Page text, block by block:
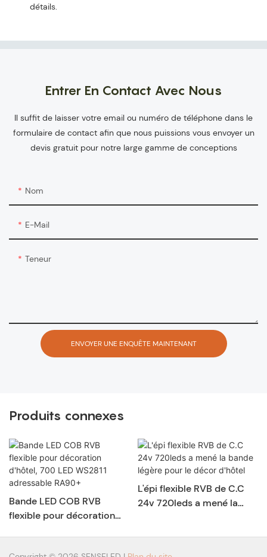
détails.
Entrer En Contact Avec Nous
Il suffit de laisser votre email ou numéro de téléphone dans le
formulaire de contact afin que nous puissions vous envoyer un
devis gratuit pour notre large gamme de conceptions
Nom
E-Mail
Teneur
ENVOYER UNE ENQUÊTE MAINTENANT
Produits connexes
Bande LED COB RVB
flexible pour décoration
L'épi flexible RVB de C.C
24v 720leds a mené la